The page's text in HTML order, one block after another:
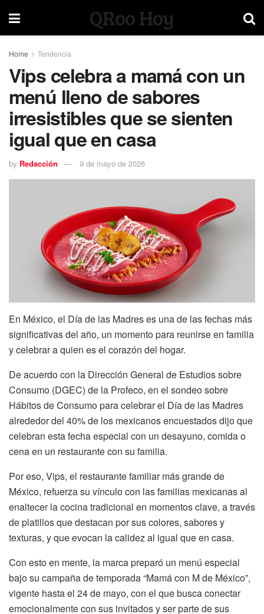
QRoo Hoy
Home Tendencia
Vips celebra a mamá con un
menú lleno de sabores
irresistibles que se sienten
igual que en casa
by Redacción 9 de mayo de 2026
En México, el Día de las Madres es una de las fechas más
significativas del año, un momento para reunirse en familia
y celebrar a quien es el corazón del hogar.
De acuerdo con la Dirección General de Estudios sobre
Consumo (DGEC) de la Profeco, en el sondeo sobre
Hábitos de Consumo para celebrar el Día de las Madres
alrededor del 40% de los mexicanos encuestados dijo que
celebran esta fecha especial con un desayuno, comida o
cena en un restaurante con su familia.
Por eso, Vips, el restaurante familiar más grande de
México, refuerza su vínculo con las familias mexicanas al
enaltecer la cocina tradicional en momentos clave, a través
de platillos que destacan por sus colores, sabores y
texturas, y que evocan la calidez al igual que en casa.
Con esto en mente, la marca preparó un menú especial
bajo su campaña de temporada “Mamá con M de México”,
vigente hasta el 24 de mayo, con el que busca conectar
emocionalmente con sus invitados y ser parte de sus